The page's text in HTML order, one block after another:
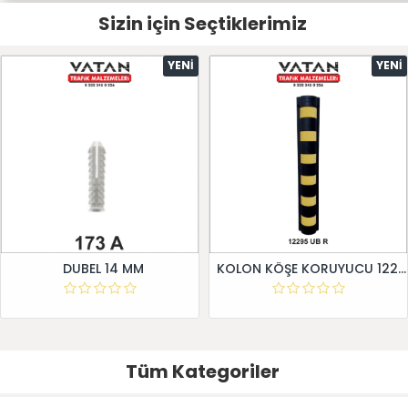
Sizin için Seçtiklerimiz
YENI
DUBEL 14 MM
YENI
KOLON KÖŞE KORUYUCU 12295 UB R
Tüm Kategoriler